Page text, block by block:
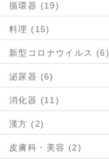
循環器 (19)
料理 (15)
新型コロナウイルス (6)
泌尿器 (6)
消化器 (11)
漢方 (2)
皮膚科・美容 (2)